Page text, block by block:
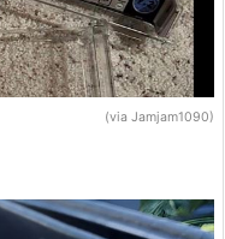
(via Jamjam1090)